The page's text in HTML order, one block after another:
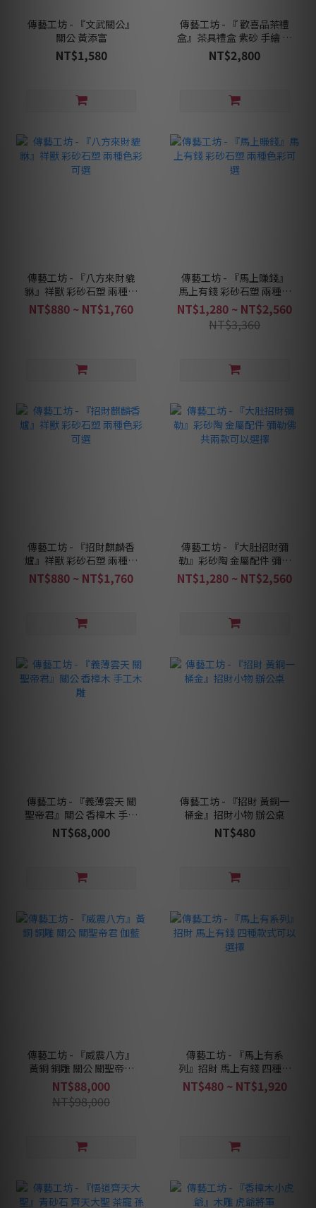
傳藝工坊 - 『文武關公』
關公 黃添富
NT$1,580
傳藝工坊 - 『 歡喜品茶禮
盒』茶具禮盒 紫砂 手繪 金
魚 主人杯
NT$2,800
傳藝工坊 - 『八方來財貔
貅』祥獸 彩砂石塑 兩種色
彩可選
NT$880 ~ NT$1,760
傳藝工坊 - 『馬上賺錢』
馬上有錢 彩砂石塑 兩種色
彩可選
NT$1,280 ~ NT$2,560
NT$3,360
傳藝工坊 - 『招財麒麟香
爐』祥獸 彩砂石塑 兩種色
彩可選
NT$880 ~ NT$1,760
傳藝工坊 - 『大肚招財彌
勒』彩砂陶 金屬配件 彌勒
佛 共兩款可以選擇
NT$1,280 ~ NT$2,560
傳藝工坊 - 『義薄雲天 關
聖帝君』關公 香樟木 手工
木雕
NT$68,000
傳藝工坊 - 『招財 黃銅一
桶金』招財小物 辦公桌
NT$480
傳藝工坊 - 『威震八方』
黃銅 銅雕 關公 關聖帝君
伽藍
NT$88,000
NT$98,000
傳藝工坊 - 『馬上有系
列』招財 馬上有錢 四種款
式可以選擇
NT$480 ~ NT$1,920